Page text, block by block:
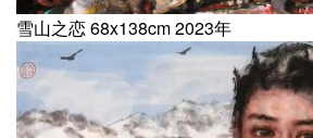
雪山之恋 68x138cm 2023年